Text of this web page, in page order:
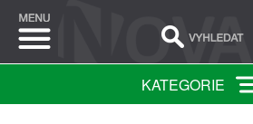
KATEGORIE